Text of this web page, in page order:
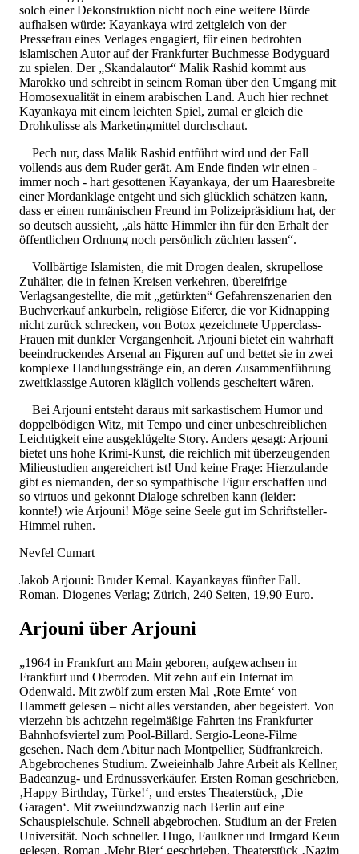
solch einer Dekonstruktion nicht noch eine weitere Bürde
aufhalsen würde: Kayankaya wird zeitgleich von der
Pressefrau eines Verlages engagiert, für einen bedrohten
islamischen Autor auf der Frankfurter Buchmesse Bodyguard
zu spielen. Der „Skandalautor“ Malik Rashid kommt aus
Marokko und schreibt in seinem Roman über den Umgang mit
Homosexualität in einem arabischen Land. Auch hier rechnet
Kayankaya mit einem leichten Spiel, zumal er gleich die
Drohkulisse als Marketingmittel durchschaut.
Pech nur, dass Malik Rashid entführt wird und der Fall
vollends aus dem Ruder gerät. Am Ende finden wir einen -
immer noch - hart gesottenen Kayankaya, der um Haaresbreite
einer Mordanklage entgeht und sich glücklich schätzen kann,
dass er einen rumänischen Freund im Polizeipräsidium hat, der
so deutsch aussieht, „als hätte Himmler ihn für den Erhalt der
öffentlichen Ordnung noch persönlich züchten lassen“.
Vollbärtige Islamisten, die mit Drogen dealen, skrupellose
Zuhälter, die in feinen Kreisen verkehren, übereifrige
Verlagsangestellte, die mit „getürkten“ Gefahrenszenarien den
Buchverkauf ankurbeln, religiöse Eiferer, die vor Kidnapping
nicht zurück schrecken, von Botox gezeichnete Upperclass-
Frauen mit dunkler Vergangenheit. Arjouni bietet ein wahrhaft
beeindruckendes Arsenal an Figuren auf und bettet sie in zwei
komplexe Handlungsstränge ein, an deren Zusammenführung
zweitklassige Autoren kläglich vollends gescheitert wären.
Bei Arjouni entsteht daraus mit sarkastischem Humor und
doppelbödigen Witz, mit Tempo und einer unbeschreiblichen
Leichtigkeit eine ausgeklügelte Story. Anders gesagt: Arjouni
bietet uns hohe Krimi-Kunst, die reichlich mit überzeugenden
Milieustudien angereichert ist! Und keine Frage: Hierzulande
gibt es niemanden, der so sympathische Figur erschaffen und
so virtuos und gekonnt Dialoge schreiben kann (leider:
konnte!) wie Arjouni! Möge seine Seele gut im Schriftsteller-
Himmel ruhen.
Nevfel Cumart
Jakob Arjouni: Bruder Kemal. Kayankayas fünfter Fall.
Roman. Diogenes Verlag; Zürich, 240 Seiten, 19,90 Euro.
Arjouni über Arjouni
„1964 in Frankfurt am Main geboren, aufgewachsen in
Frankfurt und Oberroden. Mit zehn auf ein Internat im
Odenwald. Mit zwölf zum ersten Mal ‚Rote Ernte‘ von
Hammett gelesen – nicht alles verstanden, aber begeistert. Von
vierzehn bis achtzehn regelmäßige Fahrten ins Frankfurter
Bahnhofsviertel zum Pool-Billard. Sergio-Leone-Filme
gesehen. Nach dem Abitur nach Montpellier, Südfrankreich.
Abgebrochenes Studium. Zweieinhalb Jahre Arbeit als Kellner,
Badeanzug- und Erdnussverkäufer. Ersten Roman geschrieben,
‚Happy Birthday, Türke!‘, und erstes Theaterstück, ‚Die
Garagen‘. Mit zweiundzwanzig nach Berlin auf eine
Schauspielschule. Schnell abgebrochen. Studium an der Freien
Universität. Noch schneller. Hugo, Faulkner und Irmgard Keun
gelesen. Roman ‚Mehr Bier‘ geschrieben, Theaterstück ‚Nazim